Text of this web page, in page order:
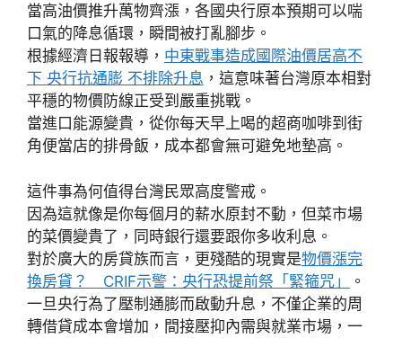
當高油價推升萬物齊漲，各國央行原本預期可以喘
口氣的降息循環，瞬間被打亂腳步。
根據經濟日報報導， 中東戰事造成國際油價居高不
下 央行抗通膨 不排除升息 ，這意味著台灣原本相對
平穩的物價防線正受到嚴重挑戰。
當進口能源變貴，從你每天早上喝的超商咖啡到街
角便當店的排骨飯，成本都會無可避免地墊高。
這件事為何值得台灣民眾高度警戒。
因為這就像是你每個月的薪水原封不動，但菜市場
的菜價變貴了，同時銀行還要跟你多收利息。
對於廣大的房貸族而言，更殘酷的現實是物價漲完
換房貸？ CRIF示警：央行恐提前祭「緊箍咒」
。
一旦央行為了壓制通膨而啟動升息，不僅企業的周
轉借貸成本會增加，間接壓抑內需與就業市場，一